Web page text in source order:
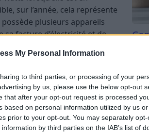
My Personal Information
to third parties, or processing of your
by us, please use the below opt-out
that after your opt-out request is processed
based on personal information utilized by us
prior to your opt-out. You may separately
by third parties on the IAB’s list of
sur l’année, cela représente
plusieurs appareils
facture d’électricité et de
estiment qu’ils limitent
Même si la plupart des box
la nuit peut renforcer la
durant ces périodes.
Tri
du